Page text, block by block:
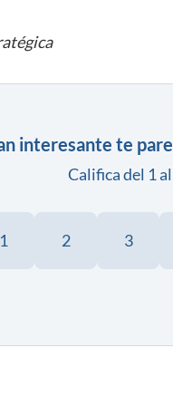
interesante te
Califica del 1
1 2 3